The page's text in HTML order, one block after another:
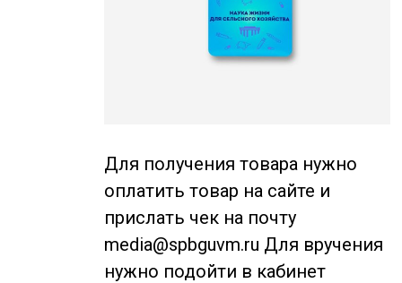
Для получения товара нужно
оплатить товар на сайте и
прислать чек на почту
media@spbguvm.ru Для вручения
нужно подойти в кабинет